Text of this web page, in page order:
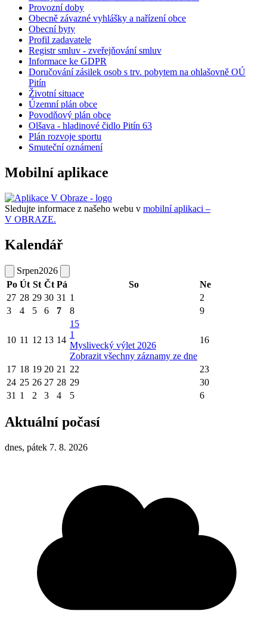
Provozní doby
Obecně závazné vyhlášky a nařízení obce
Obecní byty
Profil zadavatele
Registr smluv - zveřejňování smluv
Informace ke GDPR
Doručování zásilek osob s trv. pobytem na ohlašovně OÚ
Pitín
Životní situace
Územní plán obce
Povodňový plán obce
Olšava - hladinové čidlo Pitín 63
Plán rozvoje sportu
Smuteční oznámení
Mobilní aplikace
Sledujte informace z našeho webu v mobilní aplikaci –
V OBRAZE.
Kalendář
Srpen2026
Po Út St Čt Pá So
Ne
27 28 29 30 31 1
2
3
4 5 6 7 8 9
10 11 12 13 14
15
1
Myslivecký výlet 2026
Zobrazit všechny záznamy ze dne
16
17 18 19 20 21 22
23
24 25 26 27 28 29
30
31 1 2 3 4 5 6
Aktuální počasí
dnes, pátek 7. 8. 2026